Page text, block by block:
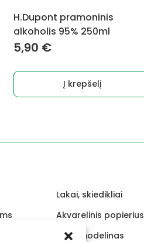
H.Dupont pramoninis
alkoholis 95% 250ml
5,90 €
Į krepšelį
Lakai, skiedikliai
Akvarelinis popierius
FIMO modelinas